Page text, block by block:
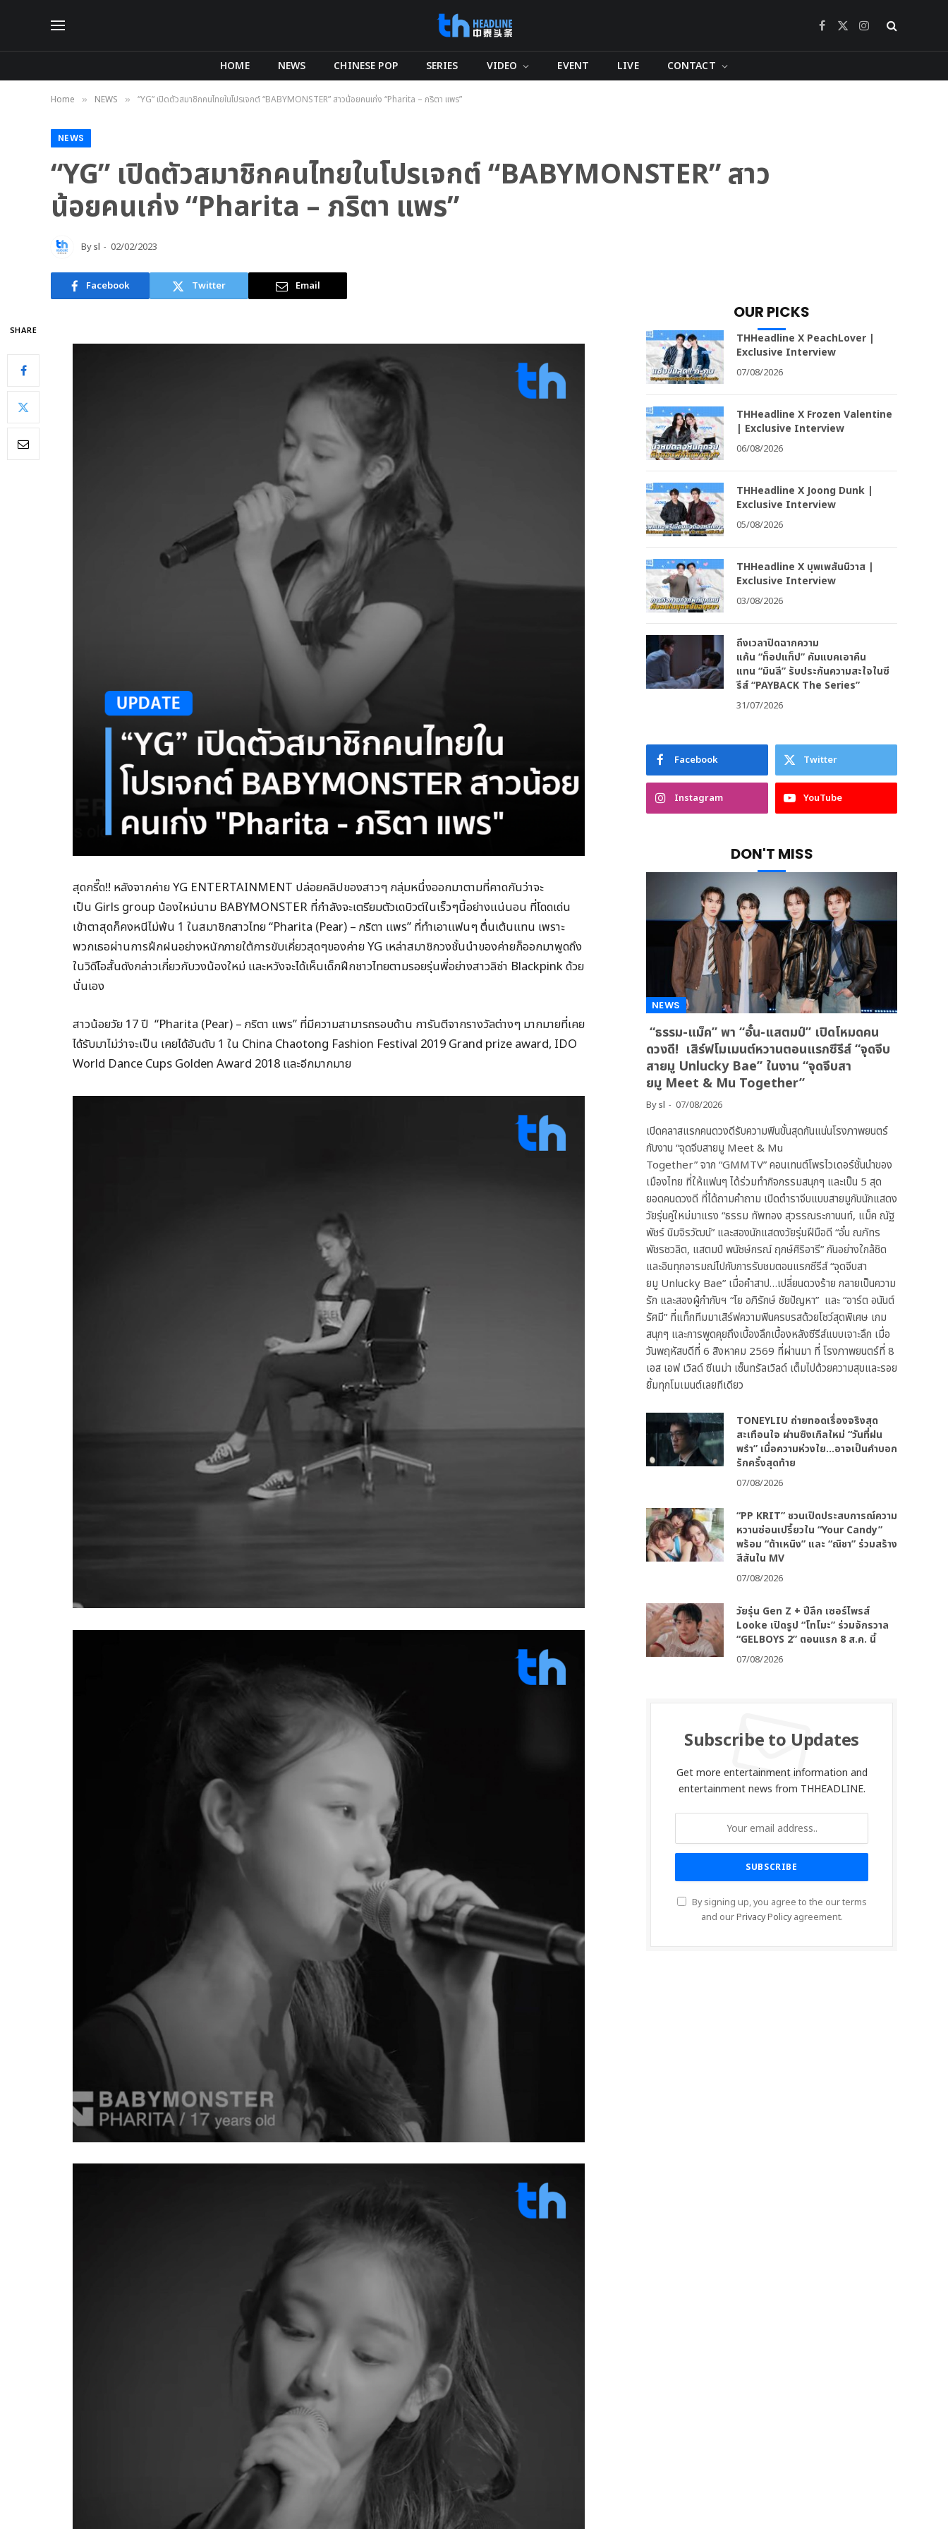
Facebook
X
Instagram
HOME NEWS CHINESE POP SERIES VIDEO EVENT LIVE CONTACT
Home » NEWS » “YG” เปิดตัวสมาชิกคนไทยในโปรเจกต์ “BABYMONSTER” สาวน้อยคนเก่ง “Pharita – ภริตา แพร”
NEWS
“YG” เปิดตัวสมาชิกคนไทยในโปรเจกต์ “BABYMONSTER” สาว
น้อยคนเก่ง “Pharita – ภริตา แพร”
Bysl 02/02/2023
Facebook Twitter Email
SHARE
สุดกรี๊ด!! หลังจากค่าย YG ENTERTAINMENT ปล่อยคลิปของสาวๆ กลุ่มหนึ่งออกมาตามที่คาดกันว่าจะ
เป็น Girls group น้องใหม่นาม BABYMONSTER ที่กำลังจะเตรียมตัวเดบิวต์ในเร็วๆนี้อย่างแน่นอน ที่โดดเด่น
เข้าตาสุดก็คงหนีไม่พ้น 1 ในสมาชิกสาวไทย “Pharita (Pear) – ภริตา แพร” ที่ทำเอาแฟนๆ ตื่นเต้นแทน เพราะ
พวกเธอผ่านการฝึกฝนอย่างหนักภายใต้การขับเคี่ยวสุดๆของค่าย YG เหล่าสมาชิกวงชั้นนำของค่ายก็ออกมาพูดถึง
ในวิดีโอสั้นดังกล่าวเกี่ยวกับวงน้องใหม่ และหวังจะได้เห็นเด็กฝึกชาวไทยตามรอยรุ่นพี่อย่างสาวลิซ่า Blackpink ด้วย
นั่นเอง
สาวน้อยวัย 17 ปี “Pharita (Pear) – ภริตา แพร” ที่มีความสามารถรอบด้าน การันตีจากรางวัลต่างๆ มากมายที่เคย
ได้รับมาไม่ว่าจะเป็น เคยได้อันดับ 1 ใน China Chaotong Fashion Festival 2019 Grand prize award, IDO
World Dance Cups Golden Award 2018 และอีกมากมาย
OUR PICKS
THHeadline X PeachLover |
Exclusive Interview
07/08/2026
THHeadline X Frozen Valentine
| Exclusive Interview
06/08/2026
THHeadline X Joong Dunk |
Exclusive Interview
05/08/2026
THHeadline X บุพเพสันนิวาส |
Exclusive Interview
03/08/2026
ถึงเวลาปิดฉากความ
แค้น “ท็อปแท็ป” คัมแบคเอาคืน
แทน “มินลี” รับประกันความสะใจในซี
รีส์ “PAYBACK The Series”
31/07/2026
Facebook Twitter
Instagram YouTube
DON'T MISS
NEWS
“ธรรม-แม็ค” พา “อั๋น-แสตมป์” เปิดโหมดคน
ดวงดี! เสิร์ฟโมเมนต์หวานตอนแรกซีรีส์ “จุดจีบ
สายมู Unlucky Bae” ในงาน “จุดจีบสา
ยมู Meet & Mu Together”
Bysl 07/08/2026
เปิดคลาสแรกคนดวงดีรับความฟินขั้นสุดกันแน่นโรงภาพยนตร์
กับงาน “จุดจีบสายมู Meet & Mu
Together” จาก “GMMTV” คอนเทนต์โพรไวเดอร์ชั้นนำของ
เมืองไทย ที่ให้แฟนๆ ได้ร่วมทำกิจกรรมสนุกๆ และเป็น 5 สุด
ยอดคนดวงดี ที่ได้ถามคำถาม เปิดตำราจีบแบบสายมูกับนักแสดง
วัยรุ่นคู่ใหม่มาแรง “ธรรม ทัพทอง สุวรรณระกานนท์, แม็ค ณัฐ
พัชร์ นิมจิรวัฒน์” และสองนักแสดงวัยรุ่นฝีมือดี “อั๋น ณภัทร
พัชรชวลิต, แสตมป์ พนัชษ์กรณ์ ฤกษ์ศิริอารี” กันอย่างใกล้ชิด
และอินทุกอารมณ์ไปกับการรับชมตอนแรกซีรีส์ “จุดจีบสา
ยมู Unlucky Bae” เมื่อคำสาป…เปลี่ยนดวงร้าย กลายเป็นความ
รัก และสองผู้กำกับฯ “โย อภิรักษ์ ชัยปัญหา” และ “อาร์ต อนันต์
รัศมี” ที่แท็กทีมมาเสิร์ฟความฟินครบรสด้วยโชว์สุดพิเศษ เกม
สนุกๆ และการพูดคุยถึงเบื้องลึกเบื้องหลังซีรีส์แบบเจาะลึก เมื่อ
วันพฤหัสบดีที่ 6 สิงหาคม 2569 ที่ผ่านมา ที่ โรงภาพยนตร์ที่ 8
เอส เอฟ เวิลด์ ซีเนม่า เซ็นทรัลเวิลด์ เต็มไปด้วยความสุขและรอย
ยิ้มทุกโมเมนต์เลยทีเดียว
TONEYLIU ถ่ายทอดเรื่องจริงสุด
สะเทือนใจ ผ่านซิงเกิลใหม่ “วันที่ฝน
พรำ” เมื่อความห่วงใย…อาจเป็นคำบอก
รักครั้งสุดท้าย
07/08/2026
“PP KRIT” ชวนเปิดประสบการณ์ความ
หวานซ่อนเปรี้ยวใน “Your Candy”
พร้อม “ต้าเหนิง” และ “ณิชา” ร่วมสร้าง
สีสันใน MV
07/08/2026
วัยรุ่น Gen Z + ปีลึก เซอร์ไพรส์
Looke เปิดรูป “โทโมะ” ร่วมจักรวาล
“GELBOYS 2” ตอนแรก 8 ส.ค. นี้
07/08/2026
Subscribe to Updates
Get more entertainment information and
entertainment news from THHEADLINE.
By signing up, you agree to the our terms
and ourPrivacy Policyagreement.